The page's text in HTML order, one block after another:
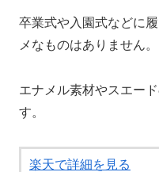
卒業式や入園式などに
メなものはありません。
エナメル素材やスエー
す。
楽天で詳細を見る